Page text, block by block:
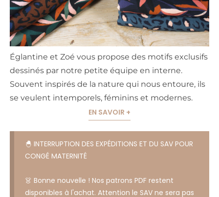
Églantine et Zoé vous propose des motifs exclusifs
dessinés par notre petite équipe en interne.
Souvent inspirés de la nature qui nous entoure, ils
se veulent intemporels, féminins et modernes.
EN SAVOIR +
🐣 INTERRUPTION DES EXPÉDITIONS ET DU SAV POUR
CONGÉ MATERNITÉ
👗 Bonne nouvelle ! Nos patrons PDF restent
disponibles à l'achat. Attention le SAV ne sera pas